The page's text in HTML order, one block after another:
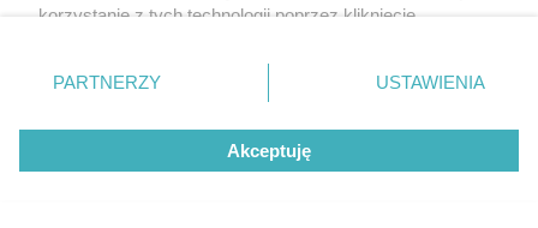
Autor: ALUPLAST/ Materiały prasowe
Najpopularniejsze są obecnie bramy segmentowe. Mają bardzo dobre
parametry techniczne i wiele kolorów oraz wzorów wykończenia
korzystanie z tych technologii poprzez kliknięcie
zmienić/wycofać klikając przycisk ustawień prywatności
znajdujący się w lewym dolnym rogu strony
rodzaje przetwarzania danych nie wymagają zgody
użytkownika, ale masz prawo sprzeciwić się takiemu
przetwarzaniu. Preferencje będą miały zastosowanie tylko
PARTNERZY USTAWIENIA
Akceptuję